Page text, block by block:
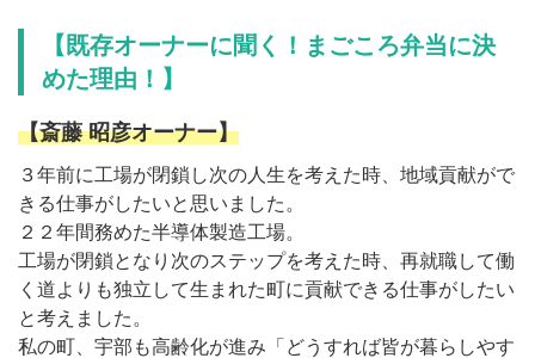
【既存オーナーに聞く！まごころ弁当に決
めた理由！】
【斎藤 昭彦オーナー】
３年前に工場が閉鎖し次の人生を考えた時、地域貢献がで
きる仕事がしたいと思いました。
２２年間務めた半導体製造工場。
工場が閉鎖となり次のステップを考えた時、再就職して働
く道よりも独立して生まれた町に貢献できる仕事がしたい
と考えました。
私の町、宇部も高齢化が進み「どうすれば皆が暮らしやす